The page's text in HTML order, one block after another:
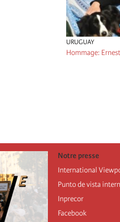
URUGUAY
Hommage:
Notre presse
International
Punto de vista
Inprecor
Facebook